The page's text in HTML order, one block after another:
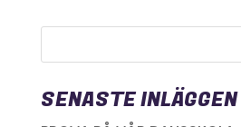
SENASTE INLÄGGEN